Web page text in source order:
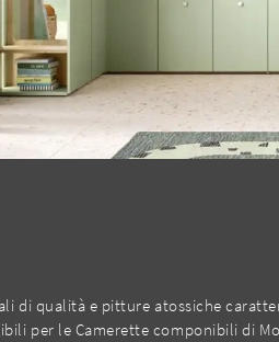
di qualità e pitture atossiche
per le Camerette componibili di